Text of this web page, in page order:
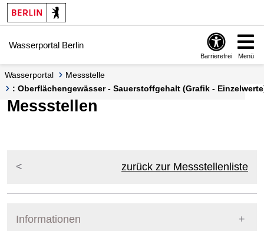
Springe zur Navigation
Springe zum Inhalt
Wasserportal Berlin
Barrierefrei Menü
Wasserportal
Messstelle
: Oberflächengewässer - Sauerstoffgehalt (Grafik -
Messstellen
zurück zur Messstellenliste
Informationen